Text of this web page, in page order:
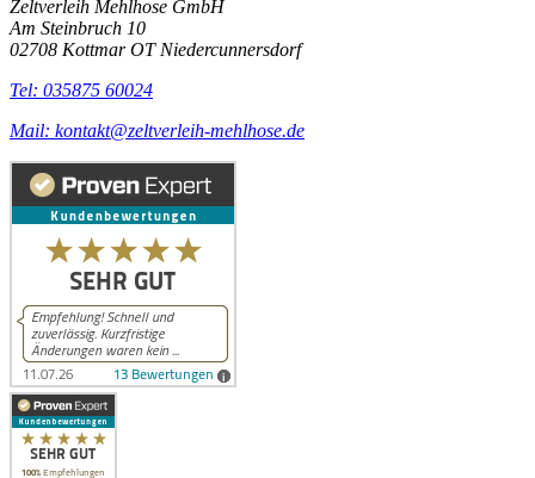
Zeltverleih Mehlhose GmbH
Am Steinbruch 10
02708 Kottmar OT Niedercunnersdorf
Tel: 035875 60024
Mail: kontakt@zeltverleih-mehlhose.de